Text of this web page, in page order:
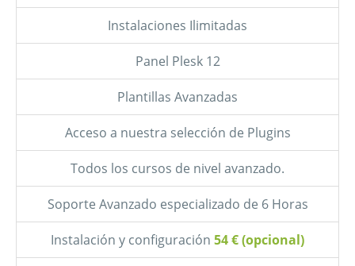
Instalaciones Ilimitadas
Panel Plesk 12
Plantillas Avanzadas
Acceso a nuestra selección de Plugins
Todos los cursos de nivel avanzado.
Soporte Avanzado especializado de 6 Horas
Instalación y configuración 54 € (opcional)